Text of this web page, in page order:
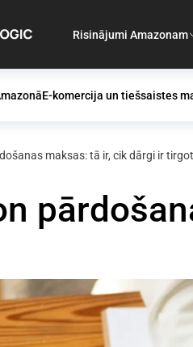
Risinājumi Amazonam
E-komercija un tiešsaistes
maksas: tā ir, cik dārgi ir